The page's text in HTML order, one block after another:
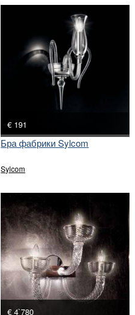
€ 191
Бра фабрики Sylcom
Sylcom
€ 4`780